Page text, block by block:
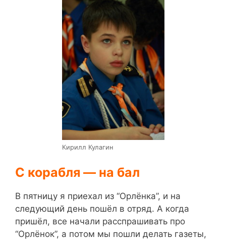
Кирилл Кулагин
С корабля — на бал
В пятницу я приехал из “Орлёнка”, и на
следующий день пошёл в отряд. А когда
пришёл, все начали расспрашивать про
“Орлёнок”, а потом мы пошли делать газеты,